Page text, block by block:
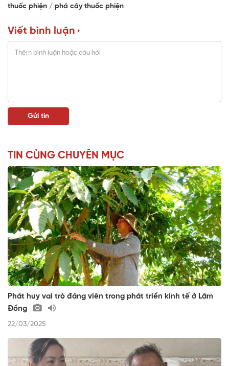
thuốc phiện
phá cây thuốc phiện
Viết bình luận
TIN CÙNG CHUYÊN MỤC
Phát huy vai trò đảng viên trong phát triển kinh tế ở Lâm
Đồng
22/03/2025